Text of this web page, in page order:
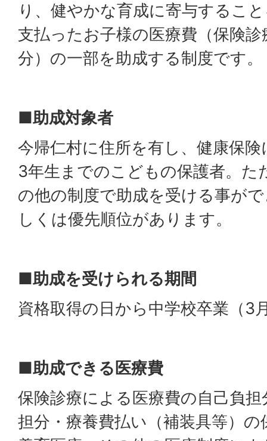
り、健やかな育成に寄与するこ
支払ったお子様の医療費（保険
分）の一部を助成する制度です。
■助成対象者
今帰仁村に住所を有し、健康保
3年生までのこどもの保護者。た
の他の制度で助成を受ける事が
しくは優先順位があります。
■助成を受けられる期間
資格取得の日から中学校卒業（3
■助成できる医療費
保険診療による医療費の自己負
担分・療養費払い（補装具等）の